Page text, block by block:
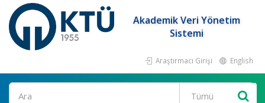
Akademik Veri Yönetim
Sistemi
Araştırmacı Girişi English
Ara